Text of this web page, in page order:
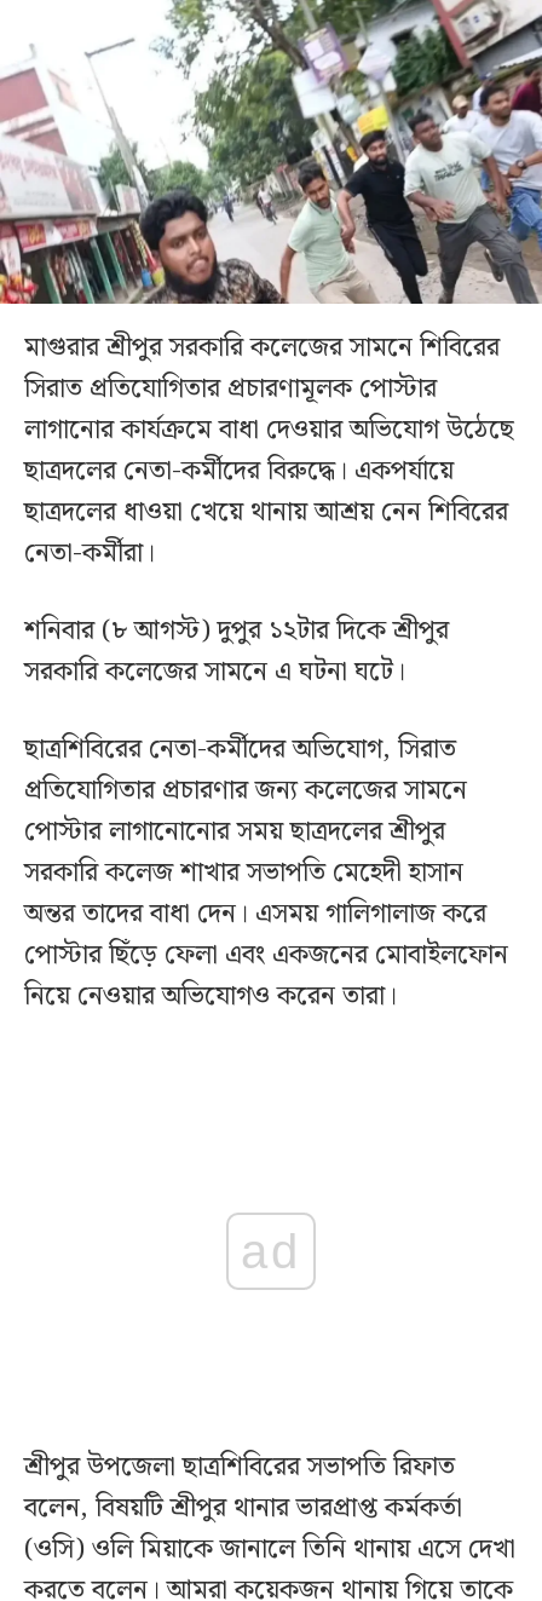
মাগুরার শ্রীপুর সরকারি কলেজের সামনে শিবিরের
সিরাত প্রতিযোগিতার প্রচারণামূলক পোস্টার
লাগানোর কার্যক্রমে বাধা দেওয়ার অভিযোগ উঠেছে
ছাত্রদলের নেতা-কর্মীদের বিরুদ্ধে। একপর্যায়ে
ছাত্রদলের ধাওয়া খেয়ে থানায় আশ্রয় নেন শিবিরের
নেতা-কর্মীরা।
শনিবার (৮ আগস্ট) দুপুর ১২টার দিকে শ্রীপুর
সরকারি কলেজের সামনে এ ঘটনা ঘটে।
ছাত্রশিবিরের নেতা-কর্মীদের অভিযোগ, সিরাত
প্রতিযোগিতার প্রচারণার জন্য কলেজের সামনে
পোস্টার লাগানোনোর সময় ছাত্রদলের শ্রীপুর
সরকারি কলেজ শাখার সভাপতি মেহেদী হাসান
অন্তর তাদের বাধা দেন। এসময় গালিগালাজ করে
পোস্টার ছিঁড়ে ফেলা এবং একজনের মোবাইলফোন
নিয়ে নেওয়ার অভিযোগও করেন তারা।
ad
শ্রীপুর উপজেলা ছাত্রশিবিরের সভাপতি রিফাত
বলেন, বিষয়টি শ্রীপুর থানার ভারপ্রাপ্ত কর্মকর্তা
(ওসি) ওলি মিয়াকে জানালে তিনি থানায় এসে দেখা
করতে বলেন। আমরা কয়েকজন থানায় গিয়ে তাকে